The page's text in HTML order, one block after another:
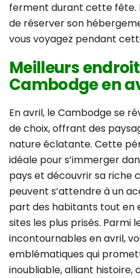
ferment durant cette fête.
de réserver son
vous voyagez pendant
Meilleurs
Cambodge en
En avril, le Cambodge se
de choix, offrant des
nature éclatante. Cette
idéale pour s’immerger
pays et découvrir sa riche
peuvent s’attendre à un
part des habitants tout en
sites les plus prisés. Parmi
incontournables en avril,
emblématiques qui
inoubliable, alliant histoire,